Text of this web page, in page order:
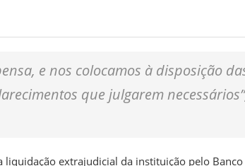
e nos colocamos à disposição
que julgarem
extrajudicial da instituição pelo